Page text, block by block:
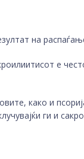
на
е
како и
ги и